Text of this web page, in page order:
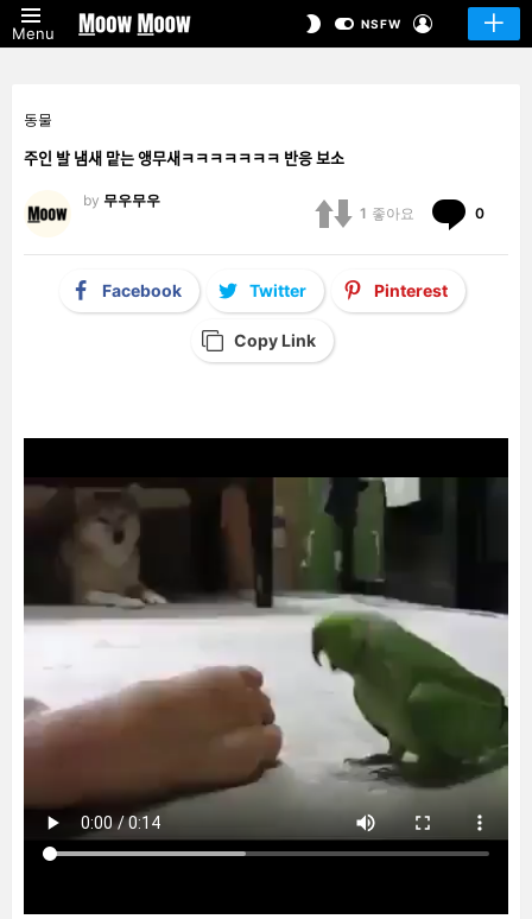
Menu
SWITCHNSFW
동물
주인 발 냄새 맡는 앵무새ㅋㅋㅋㅋㅋㅋㅋ 반응 보소
by 무우무우
1 좋아요 0
Facebook Twitter Pinterest
Copy Link